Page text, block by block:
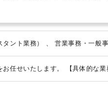
会計事務（アシスタント業務） 、 営業事務・
任せいたします。 【具体的な業